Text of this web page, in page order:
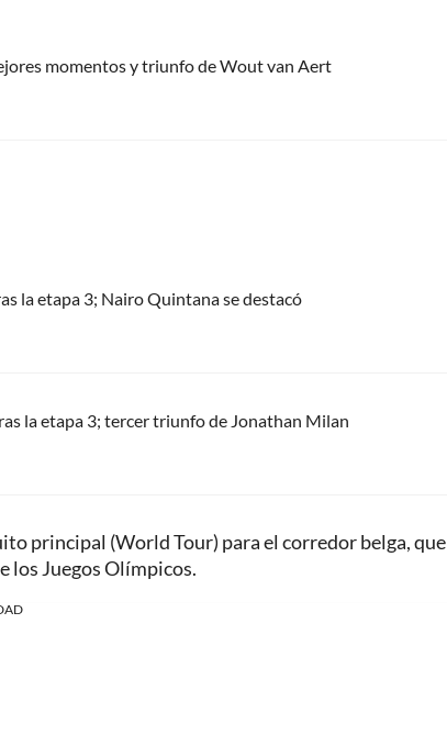
momentos y triunfo de Wout van Aert
la etapa 3; Nairo Quintana se destacó
la etapa 3; tercer triunfo de Jonathan Milan
principal (World Tour) para el corredor belga, que
los Juegos Olímpicos.